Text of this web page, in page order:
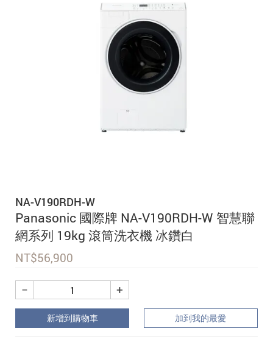
NA-V190RDH-W
Panasonic 國際牌 NA-V190RDH-W 智慧聯
網系列 19kg 滾筒洗衣機 冰鑽白
NT$56,900
+
−
新增到購物車 加到我的最愛
登入會員
建立新帳號
加入 JARVIS VIP